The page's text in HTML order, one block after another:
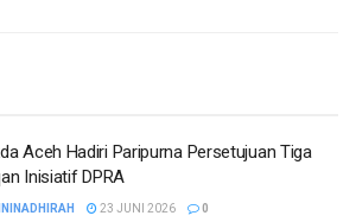
Aceh Hadiri Paripurna Persetujuan Tiga
Inisiatif DPRA
23 JUNI 2026 0